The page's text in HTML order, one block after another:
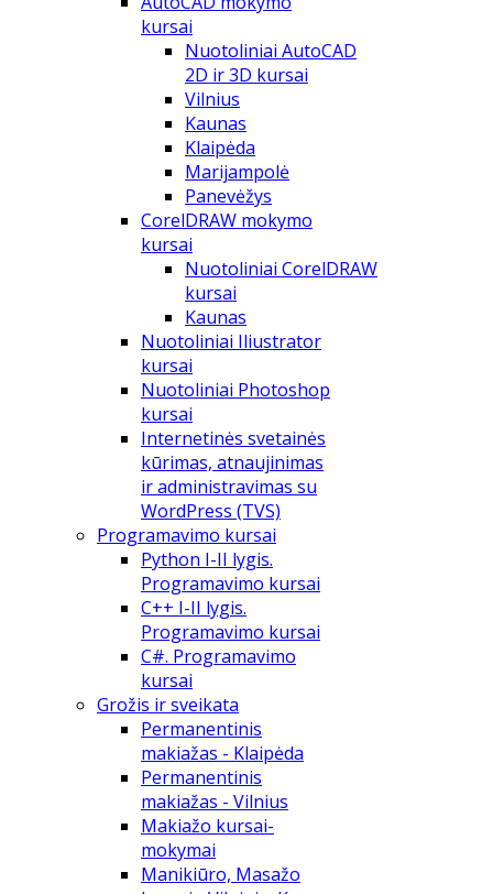
kursai
Nuotoliniai AutoCAD
2D ir 3D kursai
Vilnius
Kaunas
Klaipėda
Marijampolė
Panevėžys
CorelDRAW mokymo
kursai
Nuotoliniai CorelDRAW
kursai
Kaunas
Nuotoliniai Iliustrator
kursai
Nuotoliniai Photoshop
kursai
Internetinės svetainės
kūrimas, atnaujinimas
ir administravimas su
WordPress (TVS)
Programavimo kursai
Python I-II lygis.
Programavimo kursai
C++ I-II lygis.
Programavimo kursai
C#. Programavimo
kursai
Grožis ir sveikata
Permanentinis
makiažas - Klaipėda
Permanentinis
makiažas - Vilnius
Makiažo kursai-
mokymai
Manikiūro, Masažo